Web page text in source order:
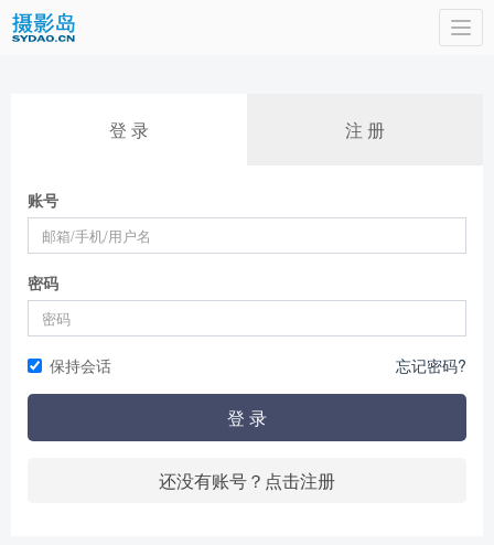
登 录 注 册
账号
密码
保持会话 忘记密码?
登 录
还没有账号？点击注册